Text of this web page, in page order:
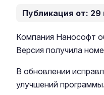
Публикация от: 29
Компания Нанософт
Версия получила
В обновлении
улучшений программы.